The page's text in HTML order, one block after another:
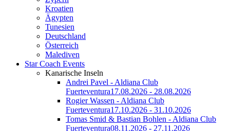
Kroatien
Ägypten
Tunesien
Deutschland
Österreich
Malediven
Star Coach Events
Kanarische Inseln
Andrei Pavel - Aldiana Club
Fuerteventura17.08.2026 - 28.08.2026
Rogier Wassen - Aldiana Club
Fuerteventura17.10.2026 - 31.10.2026
Tomas Smid & Bastian Bohlen - Aldiana Club
Fuerteventura08.11.2026 - 27.11.2026